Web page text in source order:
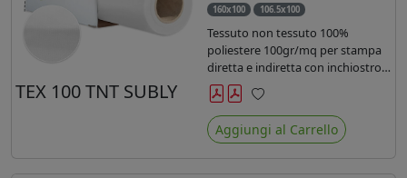
TEX 100 TNT SUBLY
160x100 106.5x100
Tessuto non tessuto 100%
poliestere 100gr/mq per stampa
diretta e indiretta con inchiostro
sublimatico, latex e uv.
Preferiti
Aggiungi al Carrello